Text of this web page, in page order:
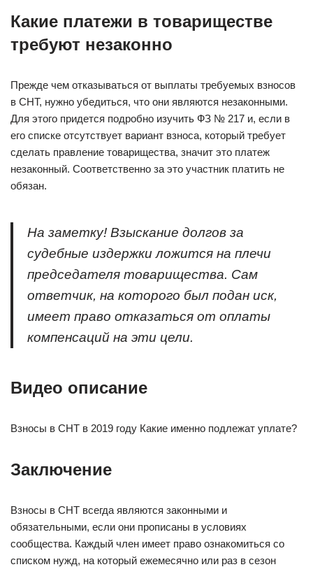
Какие платежи в товариществе
требуют незаконно
Прежде чем отказываться от выплаты требуемых взносов
в СНТ, нужно убедиться, что они являются незаконными.
Для этого придется подробно изучить ФЗ № 217 и, если в
его списке отсутствует вариант взноса, который требует
сделать правление товарищества, значит это платеж
незаконный. Соответственно за это участник платить не
обязан.
На заметку! Взыскание долгов за
судебные издержки ложится на плечи
председателя товарищества. Сам
ответчик, на которого был подан иск,
имеет право отказаться от оплаты
компенсаций на эти цели.
Видео описание
Взносы в СНТ в 2019 году Какие именно подлежат уплате?
Заключение
Взносы в СНТ всегда являются законными и
обязательными, если они прописаны в условиях
сообщества. Каждый член имеет право ознакомиться со
списком нужд, на который ежемесячно или раз в сезон